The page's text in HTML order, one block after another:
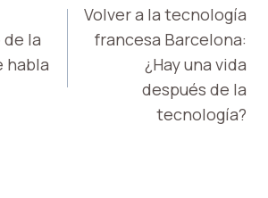
la
habla
Volver a la tecnología
francesa Barcelona:
¿Hay una vida
después de la
tecnología?